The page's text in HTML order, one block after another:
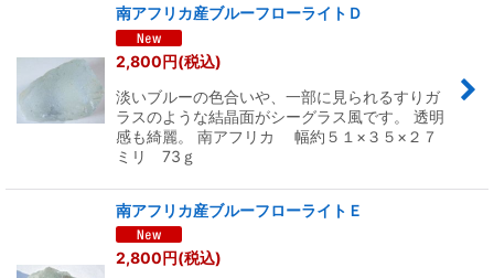
南アフリカ産ブルーフローライトＤ
2,800円(税込)
淡いブルーの色合いや、一部に見られるすりガ
ラスのような結晶面がシーグラス風です。 透明
感も綺麗。 南アフリカ 幅約５１×３５×２７
ミリ 73ｇ
南アフリカ産ブルーフローライトＥ
2,800円(税込)